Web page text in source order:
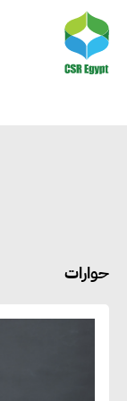
حوارات